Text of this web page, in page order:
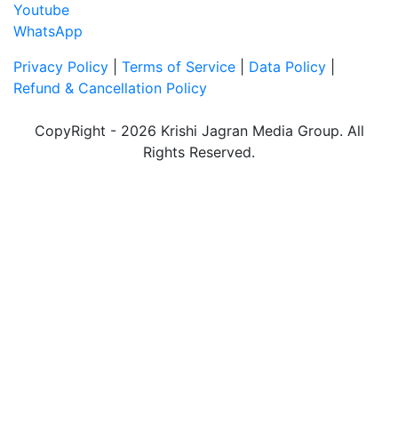
Youtube
WhatsApp
Privacy Policy
Terms of Service Data Policy
Refund & Cancellation Policy
CopyRight - 2026 Krishi Jagran Media Group. All
Rights Reserved.